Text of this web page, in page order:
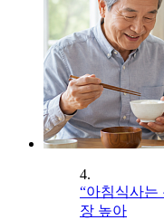
4.
“아침식사는
장 높아